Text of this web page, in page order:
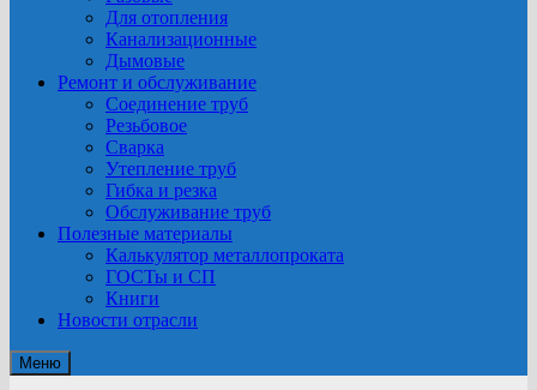
Для отопления
Канализационные
Дымовые
Ремонт и обслуживание
Соединение труб
Резьбовое
Сварка
Утепление труб
Гибка и резка
Обслуживание труб
Полезные материалы
Калькулятор металлопроката
ГОСТы и СП
Книги
Новости отрасли
Меню